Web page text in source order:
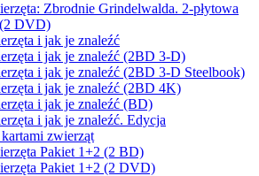
Zbrodnie Grindelwalda. 2-płytowa
(2 DVD)
i jak je znaleźć
i jak je znaleźć (2BD 3-D)
i jak je znaleźć (2BD 3-D Steelbook)
i jak je znaleźć (2BD 4K)
i jak je znaleźć (BD)
i jak je znaleźć. Edycja
zwierząt
Pakiet 1+2 (2 BD)
Pakiet 1+2 (2 DVD)